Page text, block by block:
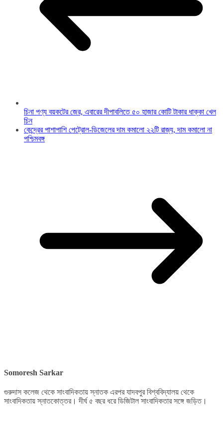
চিনা পণ্য বয়কটের জের, এবারের দীপাবলিতে ৫০ হাজার কোটি টাকার ধাক্কা খেল
চিন
কেন্দ্রের পাশাপাশি পেট্রোল-ডিজেলের দাম কমালো ২২টি রাজ্য, দাম কমালো না
পশ্চিমবঙ্গ
Somoresh Sarkar
গুরুদাস কলেজ থেকে সাংবাদিকতায় স্নাতক এরপর যাদবপুর বিশ্ববিদ্যালয় থেকে
সাংবাদিকতায় স্নাতকোত্তর। দীর্ঘ ৫ বছর ধরে ডিজিটাল সাংবাদিকতার সঙ্গে জড়িত।